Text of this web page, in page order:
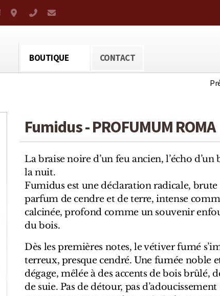
Grand-Rue 38, Genève
+41 22 310 38 75
BOUTIQUE CONTACT
Fumidus - PROFUMUM ROMA
La braise noire d’un feu ancien, l’écho
la nuit.
Fumidus est une déclaration radicale, brute
parfum de cendre et de terre, intense
calcinée, profond comme un souvenir
du bois.
Dès les premières notes, le vétiver fumé
terreux, presque cendré. Une fumée noble
dégage, mêlée à des accents de bois brûlé,
de suie. Pas de détour, pas